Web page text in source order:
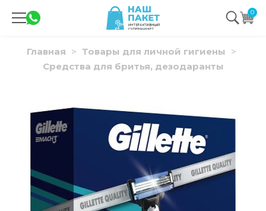
0
Главная
Товары для личной гигиены
Средства для бритья, дезодаранты